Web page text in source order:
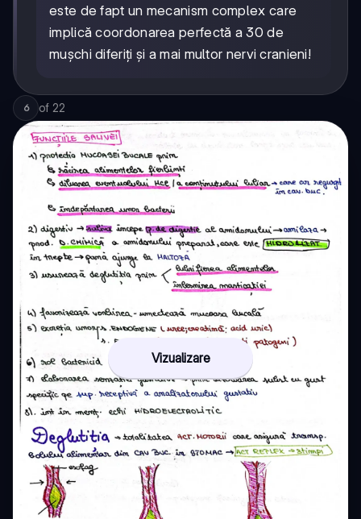
este de fapt un mecanism complex care
implică coordonarea perfectă a 30 de
mușchi diferiți și a mai multor nervi cranieni!
6 of 22
Vizualizare